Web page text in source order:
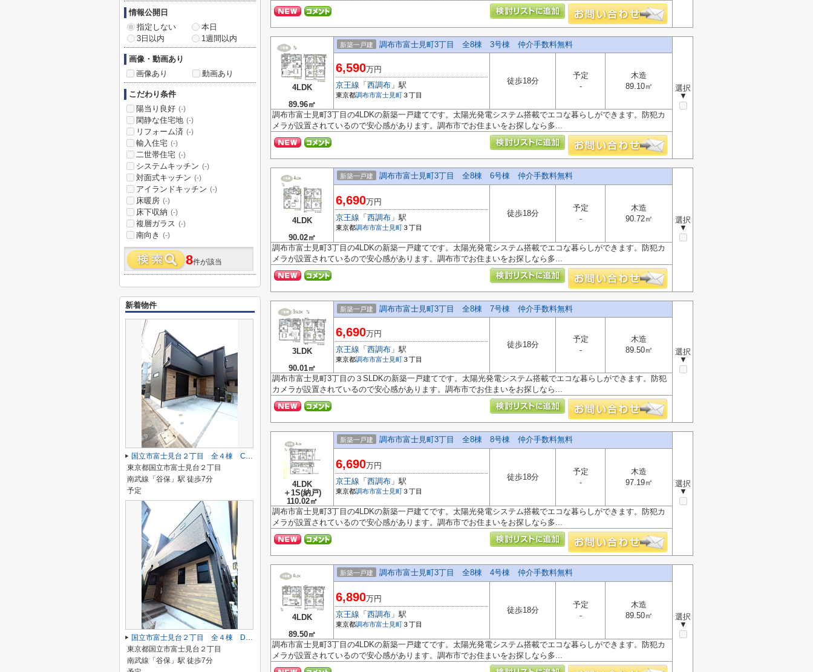
4LDK
89.96㎡
新築一戸建 調布市富士見町3丁目 全8棟 3号棟 仲介手数料無料
選択
▼
6,590万円
京王線 「 西調布 」駅
東京都調布市富士見町 ３丁目
徒歩18分
予定
-
木造
89.10㎡
調布市富士見町3丁目の4LDKの新築一戸建てです。太陽光発電システム搭載でエコな暮らしができます。防犯カ
メラが設置されているので安心感があります。調布市でお住まいをお探しなら多...
4LDK
90.02㎡
新築一戸建 調布市富士見町3丁目 全8棟 6号棟 仲介手数料無料
選択
▼
6,690万円
京王線 「 西調布 」駅
東京都調布市富士見町 ３丁目
徒歩18分
予定
-
木造
90.72㎡
調布市富士見町3丁目の4LDKの新築一戸建てです。太陽光発電システム搭載でエコな暮らしができます。防犯カ
メラが設置されているので安心感があります。調布市でお住まいをお探しなら多...
3LDK
90.01㎡
新築一戸建 調布市富士見町3丁目 全8棟 7号棟 仲介手数料無料
選択
▼
6,690万円
京王線 「 西調布 」駅
東京都調布市富士見町 ３丁目
徒歩18分
予定
-
木造
89.50㎡
調布市富士見町3丁目の３SLDKの新築一戸建てです。太陽光発電システム搭載でエコな暮らしができます。防犯
カメラが設置されているので安心感があります。調布市でお住まいをお探しなら...
4LDK
＋1S(納戸)
110.02㎡
新築一戸建 調布市富士見町3丁目 全8棟 8号棟 仲介手数料無料
選択
▼
6,690万円
京王線 「 西調布 」駅
東京都調布市富士見町 ３丁目
徒歩18分
予定
-
木造
97.19㎡
調布市富士見町3丁目の4LDKの新築一戸建てです。太陽光発電システム搭載でエコな暮らしができます。防犯カ
メラが設置されているので安心感があります。調布市でお住まいをお探しなら多...
4LDK
89.50㎡
新築一戸建 調布市富士見町3丁目 全8棟 4号棟 仲介手数料無料
選択
▼
6,890万円
京王線 「 西調布 」駅
東京都調布市富士見町 ３丁目
徒歩18分
予定
-
木造
89.50㎡
調布市富士見町3丁目の4LDKの新築一戸建てです。太陽光発電システム搭載でエコな暮らしができます。防犯カ
メラが設置されているので安心感があります。調布市でお住まいをお探しなら多...
情報公開日
指定しない
本日
3日以内
1週間以内
画像・動画あり
画像あり
動画あり
こだわり条件
陽当り良好 (-)
閑静な住宅地 (-)
リフォーム済 (-)
輸入住宅 (-)
二世帯住宅 (-)
システムキッチン (-)
対面式キッチン (-)
アイランドキッチン (-)
床暖房 (-)
床下収納 (-)
複層ガラス (-)
南向き (-)
8件が該当
新着物件
国立市富士見台２丁目 全４棟 C号棟 仲介手数料無料♪
東京都国立市富士見台２丁目
南武線「谷保」駅 徒歩7分
予定
国立市富士見台２丁目 全４棟 D号棟 仲介手数料無料♪
東京都国立市富士見台２丁目
南武線「谷保」駅 徒歩7分